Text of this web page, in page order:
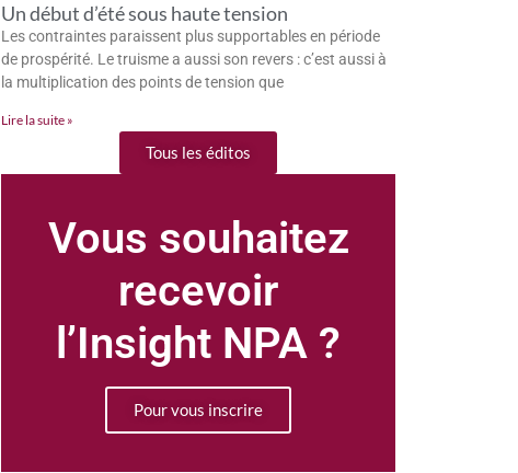
Un début d’été sous haute tension
Les contraintes paraissent plus supportables en période
de prospérité. Le truisme a aussi son revers : c’est aussi à
la multiplication des points de tension que
Lire la suite »
Tous les éditos
Vous souhaitez
recevoir
l’Insight NPA ?
Pour vous inscrire